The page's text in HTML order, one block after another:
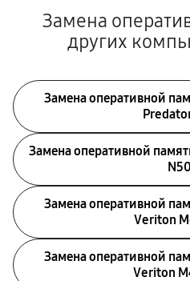
Замена
других
Замена оперативной
Замена оперативной
N50
Замена оперативной
Veriton
Замена оперативной
Veriton